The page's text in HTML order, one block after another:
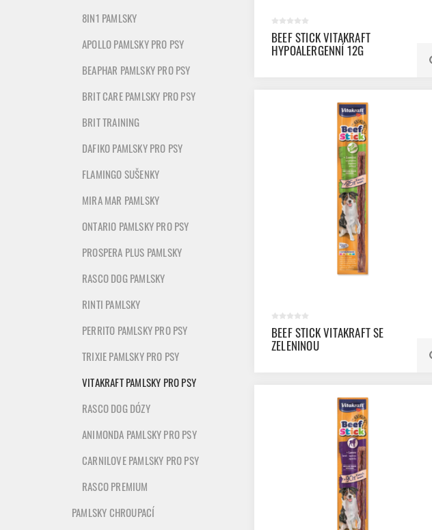
BEEF STICK VITAKRAFT
HYPOALERGENNÍ 12G
BEEF STICK VITAKRAFT SE
ZELENINOU
8IN1 PAMLSKY
APOLLO PAMLSKY PRO PSY
BEAPHAR PAMLSKY PRO PSY
BRIT CARE PAMLSKY PRO PSY
BRIT TRAINING
DAFIKO PAMLSKY PRO PSY
FLAMINGO SUŠENKY
MIRA MAR PAMLSKY
ONTARIO PAMLSKY PRO PSY
PROSPERA PLUS PAMLSKY
RASCO DOG PAMLSKY
RINTI PAMLSKY
PERRITO PAMLSKY PRO PSY
TRIXIE PAMLSKY PRO PSY
VITAKRAFT PAMLSKY PRO PSY
RASCO DOG DÓZY
ANIMONDA PAMLSKY PRO PSY
CARNILOVE PAMLSKY PRO PSY
RASCO PREMIUM
PAMLSKY CHROUPACÍ